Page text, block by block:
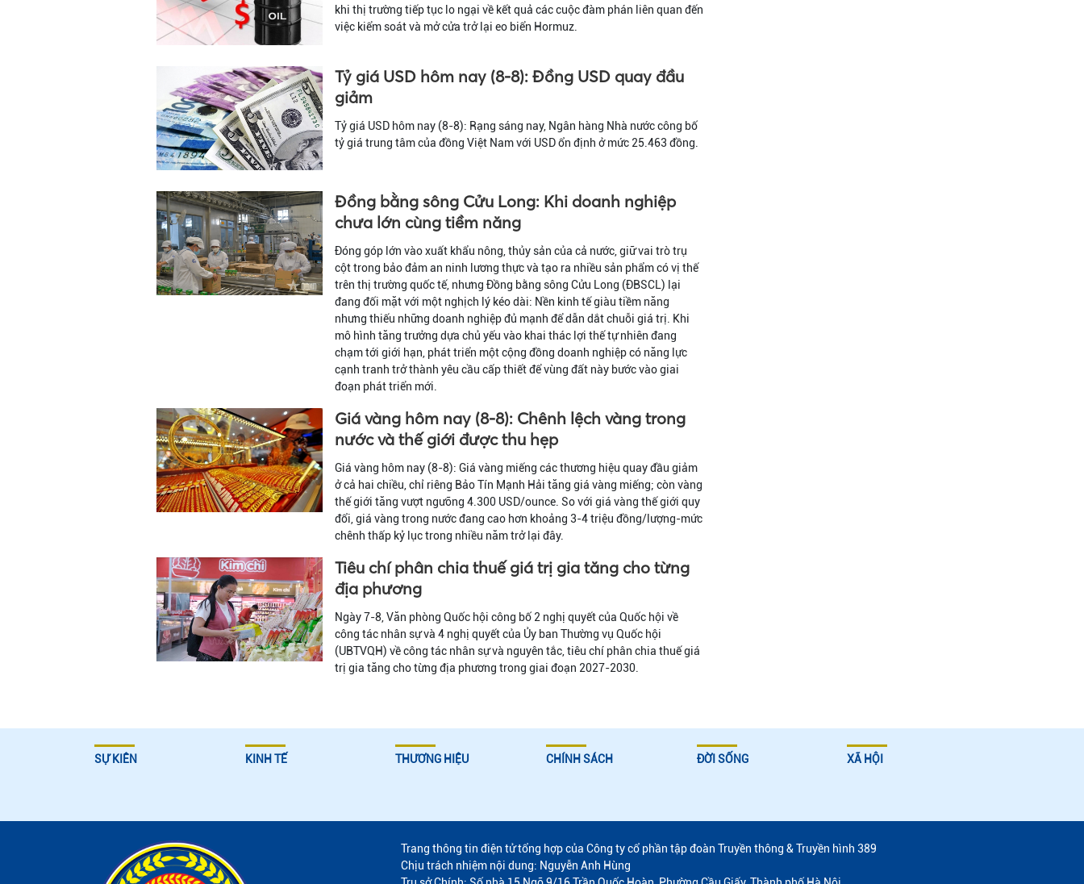
khi thị trường tiếp tục lo ngại về kết quả các cuộc đàm phán liên quan đến
việc kiểm soát và mở cửa trở lại eo biển Hormuz.
Tỷ giá USD hôm nay (8-8): Đồng USD quay đầu
giảm
Tỷ giá USD hôm nay (8-8): Rạng sáng nay, Ngân hàng Nhà nước công bố
tỷ giá trung tâm của đồng Việt Nam với USD ổn định ở mức 25.463 đồng.
Đồng bằng sông Cửu Long: Khi doanh nghiệp
chưa lớn cùng tiềm năng
Đóng góp lớn vào xuất khẩu nông, thủy sản của cả nước, giữ vai trò trụ
cột trong bảo đảm an ninh lương thực và tạo ra nhiều sản phẩm có vị thế
trên thị trường quốc tế, nhưng Đồng bằng sông Cửu Long (ĐBSCL) lại
đang đối mặt với một nghịch lý kéo dài: Nền kinh tế giàu tiềm năng
nhưng thiếu những doanh nghiệp đủ mạnh để dẫn dắt chuỗi giá trị. Khi
mô hình tăng trưởng dựa chủ yếu vào khai thác lợi thế tự nhiên đang
chạm tới giới hạn, phát triển một cộng đồng doanh nghiệp có năng lực
cạnh tranh trở thành yêu cầu cấp thiết để vùng đất này bước vào giai
đoạn phát triển mới.
Giá vàng hôm nay (8-8): Chênh lệch vàng trong
nước và thế giới được thu hẹp
Giá vàng hôm nay (8-8): Giá vàng miếng các thương hiệu quay đầu giảm
ở cả hai chiều, chỉ riêng Bảo Tín Mạnh Hải tăng giá vàng miếng; còn vàng
thế giới tăng vượt ngưỡng 4.300 USD/ounce. So với giá vàng thế giới quy
đổi, giá vàng trong nước đang cao hơn khoảng 3-4 triệu đồng/lượng-mức
chênh thấp kỷ lục trong nhiều năm trở lại đây.
Tiêu chí phân chia thuế giá trị gia tăng cho từng
địa phương
Ngày 7-8, Văn phòng Quốc hội công bố 2 nghị quyết của Quốc hội về
công tác nhân sự và 4 nghị quyết của Ủy ban Thường vụ Quốc hội
(UBTVQH) về công tác nhân sự và nguyên tắc, tiêu chí phân chia thuế giá
trị gia tăng cho từng địa phương trong giai đoạn 2027-2030.
SỰ KIÊN KINH TẾ THƯƠNG HIỆU CHÍNH SÁCH ĐỜI SỐNG XÃ HỘI
Trang thông tin điện tử tổng hợp của Công ty cổ phần tập đoàn Truyền thông & Truyền hình 389
Chịu trách nhiệm nội dung: Nguyễn Anh Hùng